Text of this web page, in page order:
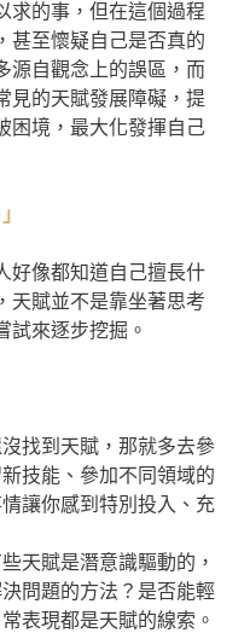
求的事，但在這個過程
甚至懷疑自己是否真的
源自觀念上的誤區，而
見的天賦發展障礙，提
困境，最大化發揮自己
好像都知道自己擅長什
天賦並不是靠坐著思考
試來逐步挖掘。
找到天賦，那就多去參
技能、參加不同領域的
讓你感到特別投入、充
天賦是潛意識驅動的，
問題的方法？是否能輕
表現都是天賦的線索。